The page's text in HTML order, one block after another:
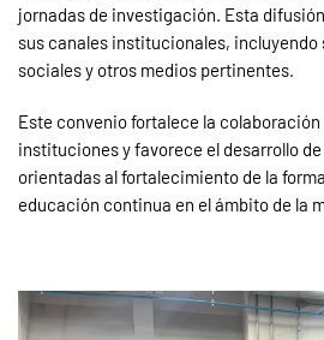
jornadas de investigación. Esta
sus canales institucionales, incluyendo
sociales y otros medios pertinentes.
Este convenio fortalece la
instituciones y favorece el desarrollo
orientadas al fortalecimiento de la
educación continua en el ámbito de la